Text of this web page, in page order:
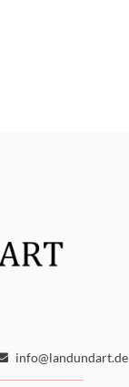
info@landundart.de